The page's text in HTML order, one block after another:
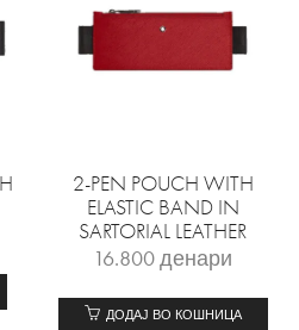
2-PEN POUCH WITH
ELASTIC BAND IN
SARTORIAL LEATHER
16.800денари
ДОДАЈ ВО КОШНИЦА